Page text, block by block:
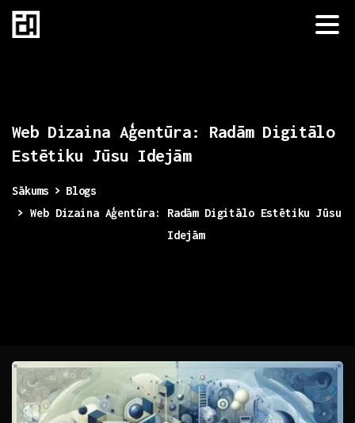
Web Dizaina Aģentūra: Radām Digitālo
Estētiku Jūsu Idejām
Sākums
Blogs
Web Dizaina Aģentūra: Radām Digitālo Estētiku Jūsu
Idejām